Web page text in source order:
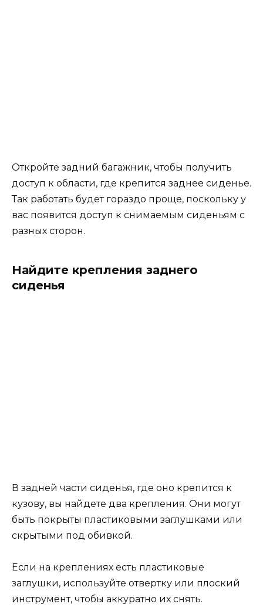
Откройте задний багажник, чтобы получить
доступ к области, где крепится заднее сиденье.
Так работать будет гораздо проще, поскольку у
вас появится доступ к снимаемым сиденьям с
разных сторон.
Найдите крепления заднего
сиденья
В задней части сиденья, где оно крепится к
кузову, вы найдете два крепления. Они могут
быть покрыты пластиковыми заглушками или
скрытыми под обивкой.
Если на креплениях есть пластиковые
заглушки, используйте отвертку или плоский
инструмент, чтобы аккуратно их снять.